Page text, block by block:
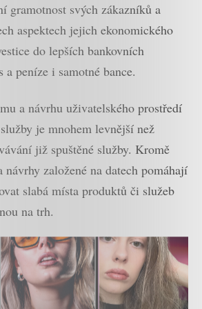
gramotnost svých zákazníků a
aspektech jejich ekonomického
do lepších bankovních
a peníze i samotné bance.
a návrhu uživatelského prostředí
je mnohem levnější než
již spuštěné služby. Kromě
založené na datech pomáhají
slabá místa produktů či služeb
na trh.